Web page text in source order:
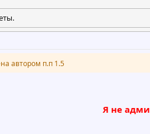
автором п.п 1.5
Я не